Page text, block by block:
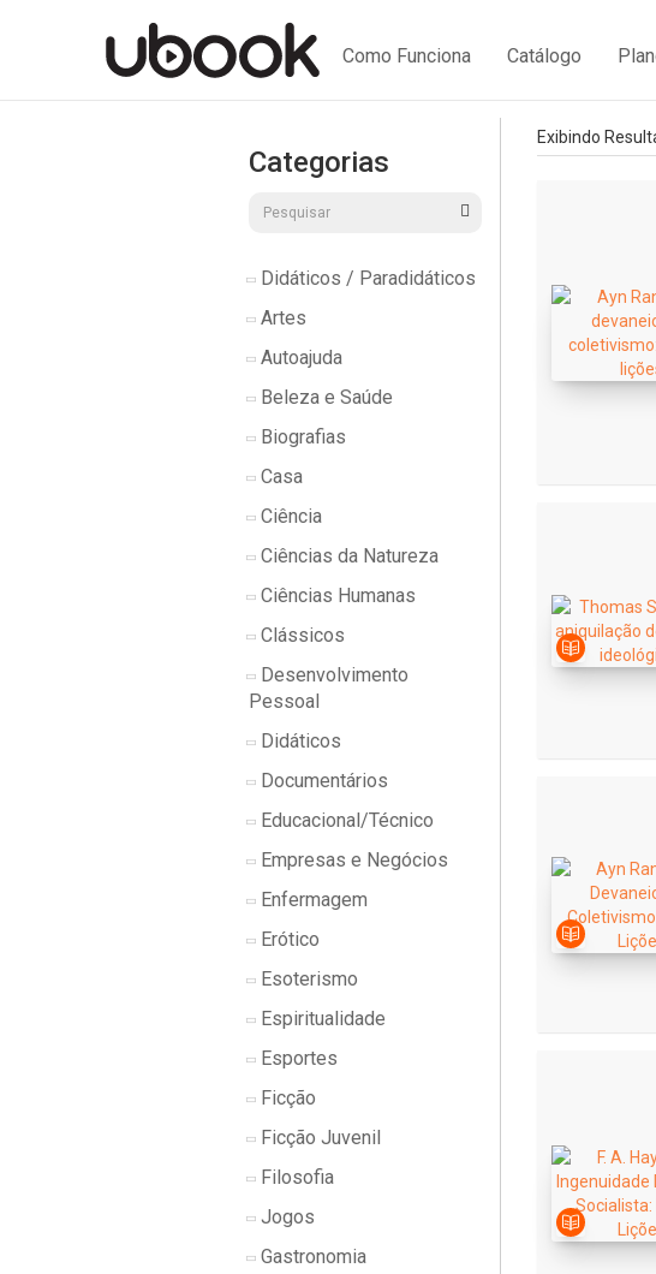
Como Funciona Catálogo
Categorias
Didáticos / Paradidáticos
Artes
Autoajuda
Beleza e Saúde
Biografias
Casa
Ciência
Ciências da Natureza
Ciências Humanas
Clássicos
Desenvolvimento
Pessoal
Didáticos
Documentários
Educacional/Técnico
Empresas e Negócios
Enfermagem
Erótico
Esoterismo
Espiritualidade
Esportes
Ficção
Ficção Juvenil
Filosofia
Jogos
Gastronomia
Exibindo